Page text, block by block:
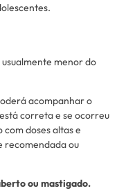
menor do
acompanhar o
correta e se ocorreu
doses altas e
recomendada ou
ou mastigado.